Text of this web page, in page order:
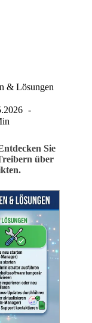
& Lösungen
Sie
über